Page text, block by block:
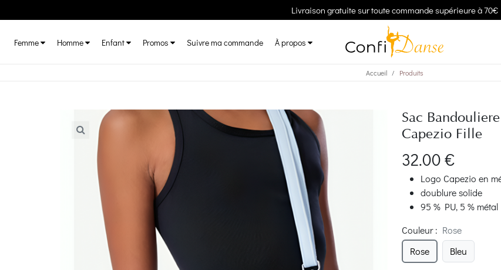
Livraison gratuite sur toute commande supérieure à 70€
Femme Homme Enfant Promos Suivre ma commande À propos
Accueil Produits
Sac
Capezio Fille
32.00 €
Logo Capezio en
doublure solide
95 % PU, 5 % métal
Couleur : Rose
Rose
Bleu